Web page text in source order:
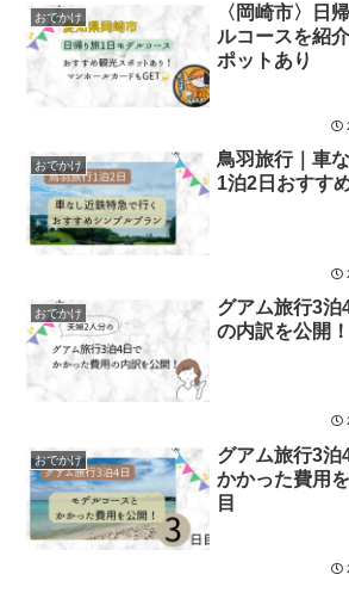
おでかけ
〈岡崎市〉日
ルコースを紹
ポットあり
おでかけ
鳥羽旅行｜車
1泊2日おすす
おでかけ
グアム旅行3泊
の内訳を公開！
おでかけ
グアム旅行3泊
かかった費用
目